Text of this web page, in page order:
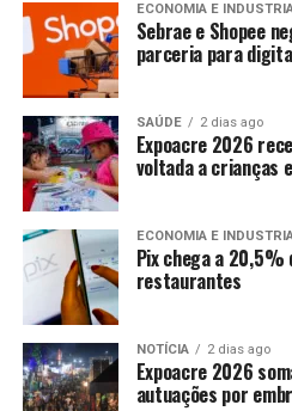
ECONOMIA E
Sebrae e Shopee
parceria para
SAÚDE 2 dias ago
Expoacre 2026
voltada a crianças
ECONOMIA E
Pix chega a 20,5%
restaurantes
NOTÍCIA 2 dias ago
Expoacre 2026
autuações por